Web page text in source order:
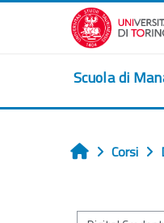
Vai al contenuto principale
Scuola di
Home
Corsi